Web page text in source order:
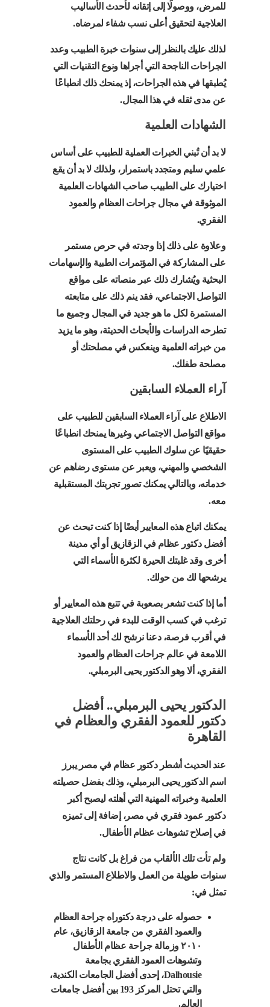
للمرض، ووصولًا إلى إتقانه لأحدث الأساليب
العلاجية لتحقيق أعلى نسب شفاء لمرضاه.
لذلك عليك بالنظر إلى سنوات خبرة الطبيب وعدد
الجراحات الناجحة التي أجراها ونوع التقنيات التي
يُطبقها في هذه الجراحات، إذ يمنحك ذلك انطباعًا
عن مدى ثقله في هذا المجال.
الشهادات العلمية
لا بد أن تُبني الخبرات العملية للطبيب على أساس
علمي سليم ومتجدد باستمرار، ولذلك لا بد أن يقع
اختيارك على الطبيب صاحب الشهادات العلمية
الموثوقة في مجال جراحات العظام والعمود
الفقري.
وعلاوة على ذلك إذا وجدته في حرص مستمر
على المشاركة في المؤتمرات الطبية والإسهامات
البحثية ويُشارك ذلك عبر منصاته على مواقع
التواصل الاجتماعي، فقد ينم ذلك على متابعته
المستمرة لكل ما هو جديد في المجال وجميع ما
تطرحه الدراسات والأبحاث الحديثة، وهو ما يزيد
من خبراته العلمية وينعكس في مصلحتك أو
مصلحة طفلك.
آراء العملاء السابقين
الاطلاع على آراء العملاء السابقين للطبيب على
مواقع التواصل الاجتماعي وغيرها يمنحك انطباعًا
حقيقيًا عن سلوك الطبيب على المستوى
الشخصي والمهني، ويعبر عن مستوى رضاهم عن
خدماته، وبالتالي يمكنك تصور تجربتك المستقبلية
معه.
يمكنك اتباع هذه المعايير أيضًا إذا كنت تبحث عن
أفضل دكتور عظام في الزقازيق أو أي مدينة
أخرى وقد غلبتك الحيرة لكثرة الأسماء التي
يرشحها لك من حولك.
أما إذا كنت تشعر بصعوبة في تتبع هذه المعايير أو
ترغب في كسب الوقت للبدء في رحلتك العلاجية
في أقرب فرصة، دعنا نرشح لك أحد الأسماء
اللامعة في عالم جراحات العظام والعمود
الفقري، ألا وهو الدكتور يحيى البرمبلي.
الدكتور يحيى البرمبلي.. أفضل
دكتور للعمود الفقري والعظام في
القاهرة
عند الحديث أشطر دكتور عظام في مصر يبرز
اسم الدكتور يحيى البرمبلي، وذلك بفضل حصيلته
العلمية وخبراته المهنية التي أهلته ليصبح أكبر
دكتور عمود فقري في مصر، إضافة إلى تميزه
في إصلاح تشوهات عظام الأطفال.
ولم تأت تلك الألقاب من فراغ بل كانت نتاج
سنوات طويلة من العمل والاطلاع المستمر والذي
تمثل في:
حصوله على درجة دكتوراه جراحة العظام
والعمود الفقري من جامعة الزقازيق، عام
٢٠١٠ وزمالة جراحة عظام الأطفال
وتشوهات العمود الفقري بجامعة
Dalhousie، إحدى أفضل الجامعات الكندية،
والتي تحتل المركز 193 بين أفضل جامعات
العالم.